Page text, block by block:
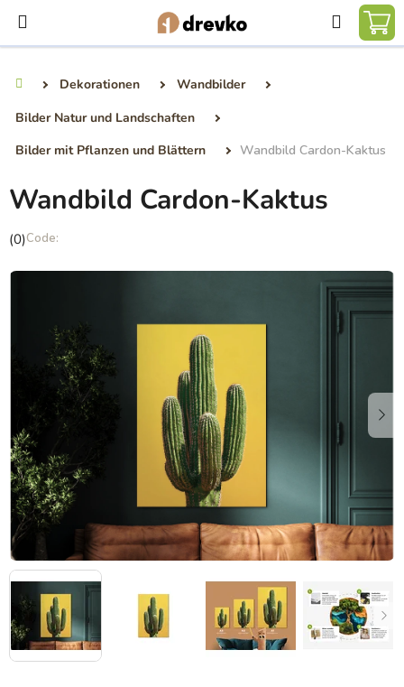
Inhalt
springen
Suchen
Dekorationen
Wandbilder
Bilder Natur und Landschaften
Bilder mit Pflanzen und Blättern
Wandbild Cardon-Kaktus
Wandbild Cardon-Kaktus
Die
Produktbewertung
Sternen.
(0)